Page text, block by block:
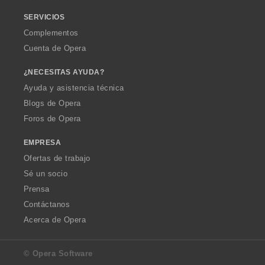
SERVICIOS
Complementos
Cuenta de Opera
¿NECESITAS AYUDA?
Ayuda y asistencia técnica
Blogs de Opera
Foros de Opera
EMPRESA
Ofertas de trabajo
Sé un socio
Prensa
Contáctanos
Acerca de Opera
© Opera Software